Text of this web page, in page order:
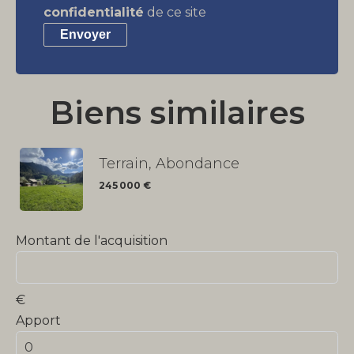
confidentialité de ce site
Envoyer
Biens similaires
Terrain, Abondance
245 000 €
Montant de l'acquisition
€
Apport